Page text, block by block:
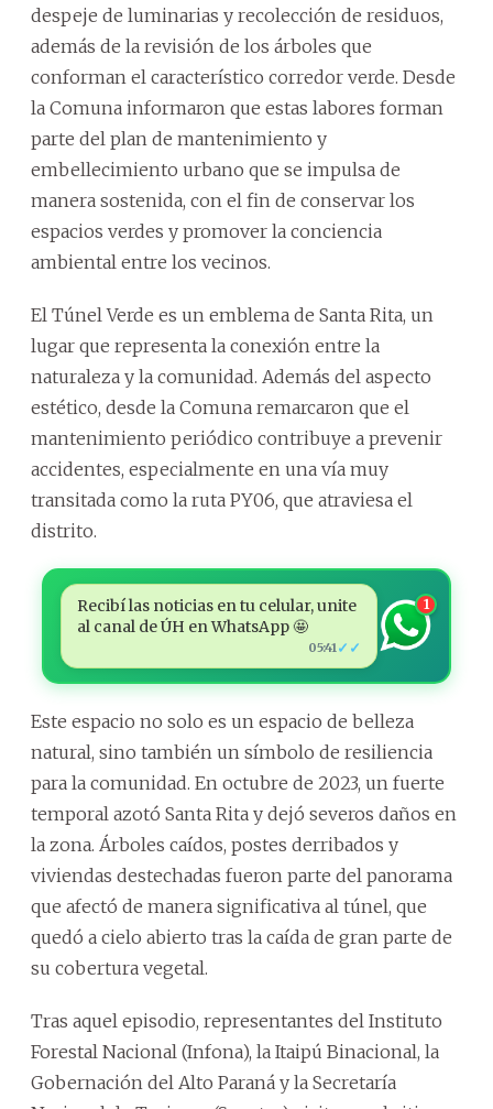
despeje de luminarias y recolección de residuos,
además de la revisión de los árboles que
conforman el característico corredor verde. Desde
la Comuna informaron que estas labores forman
parte del plan de mantenimiento y
embellecimiento urbano que se impulsa de
manera sostenida, con el fin de conservar los
espacios verdes y promover la conciencia
ambiental entre los vecinos.
El Túnel Verde es un emblema de Santa Rita, un
lugar que representa la conexión entre la
naturaleza y la comunidad. Además del aspecto
estético, desde la Comuna remarcaron que el
mantenimiento periódico contribuye a prevenir
accidentes, especialmente en una vía muy
transitada como la ruta PY06, que atraviesa el
distrito.
Recibí las noticias en tu celular, unite
al canal de ÚH en WhatsApp 🤩
05:41 ✓✓
1
Este espacio no solo es un espacio de belleza
natural, sino también un símbolo de resiliencia
para la comunidad. En octubre de 2023, un fuerte
temporal azotó Santa Rita y dejó severos daños en
la zona. Árboles caídos, postes derribados y
viviendas destechadas fueron parte del panorama
que afectó de manera significativa al túnel, que
quedó a cielo abierto tras la caída de gran parte de
su cobertura vegetal.
Tras aquel episodio, representantes del Instituto
Forestal Nacional (Infona), la Itaipú Binacional, la
Gobernación del Alto Paraná y la Secretaría